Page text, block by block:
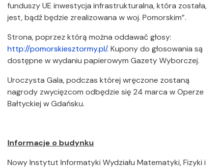
funduszy UE inwestycja infrastrukturalna, która została,
jest, bądź będzie zrealizowana w woj. Pomorskim”.
Strona, poprzez którą można oddawać głosy:
http://pomorskiesztormy.pl/. Kupony do głosowania są
dostępne w wydaniu papierowym Gazety Wyborczej.
Uroczysta Gala, podczas której wręczone zostaną
nagrody zwycięzcom odbędzie się 24 marca w Operze
Bałtyckiej w Gdańsku.
Informacje o budynku
Nowy Instytut Informatyki Wydziału Matematyki, Fizyki i